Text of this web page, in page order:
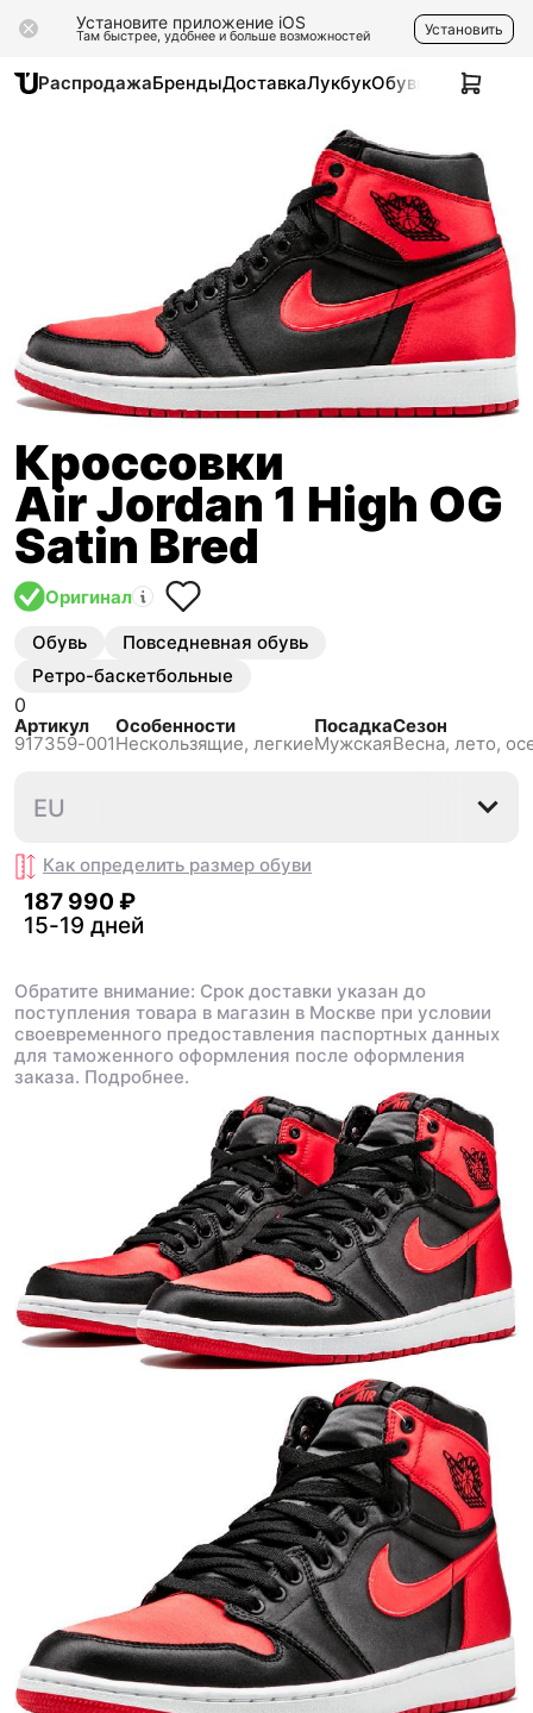
Установите приложение iOS
Там быстрее, удобнее и больше возможностей Установить
РаспродажаБрендыДоставкаЛукбукОбувь Одежда
Кроссовки
Air Jordan 1 High OG
Satin Bred
Оригинал
Обувь
Повседневная обувь
Ретро-баскетбольные
0
Артикул
917359-001
Особенности
Нескользящиe, легкие
Посадка
Мужская
Сезон
Весна, лето,
EU
Как определить размер обуви
187 990 ₽
15-19 дней
Обратите внимание: Срок доставки указан до
поступления товара в магазин в Москве при условии
своевременного предоставления паспортных данных
для таможенного оформления после оформления
заказа. Подробнее.